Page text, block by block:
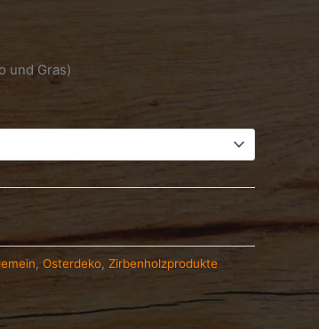
und Gras)
, Osterdeko, Zirbenholzprodukte